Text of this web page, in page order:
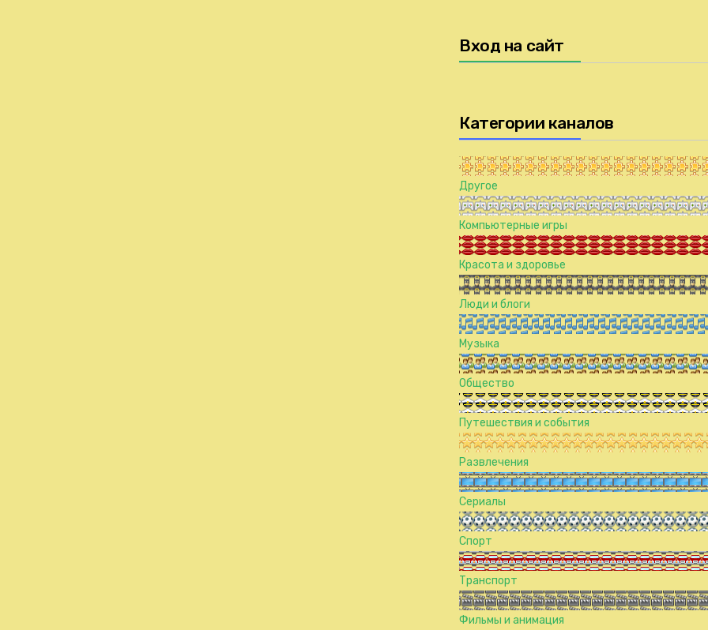
Вход на сайт
Категории каналов
Другое
Компьютерные игры
Красота и здоровье
Люди и блоги
Музыка
Общество
Путешествия и события
Развлечения
Сериалы
Спорт
Транспорт
Фильмы и анимация